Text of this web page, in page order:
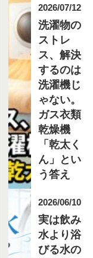
2026/07/12
洗濯物の
ストレ
ス、解決
するのは
洗濯機じ
ゃない。
ガス衣類
乾燥機
「乾太く
ん」とい
う答え
2026/06/10
実は飲み
水より浴
びる水の